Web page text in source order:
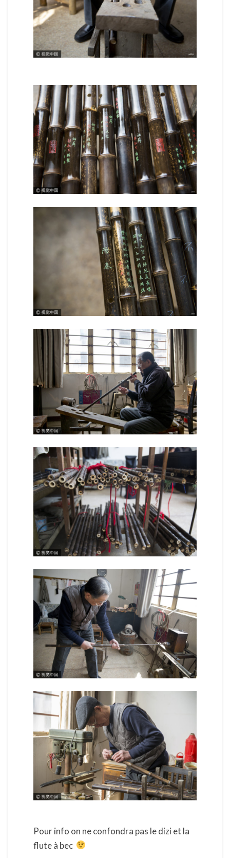
Pour info on ne confondra pas le dizi et la
flute à bec